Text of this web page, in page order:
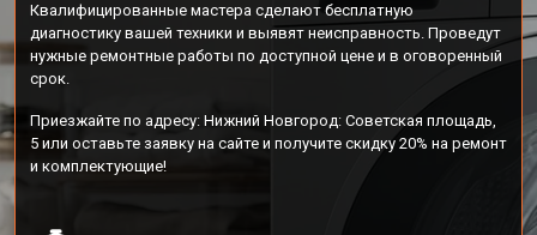
Квалифицированные мастера сделают бесплатную
диагностику вашей техники и выявят неисправность. Проведут
нужные ремонтные работы по доступной цене и в оговоренный
срок.
Приезжайте по адресу: Нижний Новгород: Советская площадь,
5 или оставьте заявку на сайте и получите скидку 20% на ремонт
и комплектующие!